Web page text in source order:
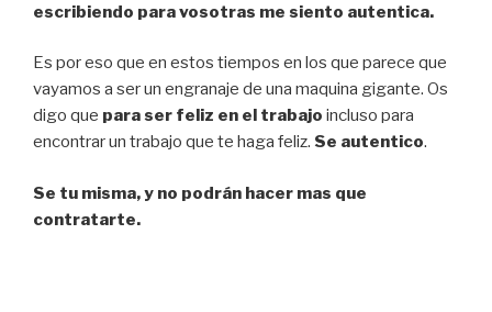
escribiendo para vosotras me siento autentica.
Es por eso que en estos tiempos en los que parece que
vayamos a ser un engranaje de una maquina gigante. Os
digo que para ser feliz en el trabajo incluso para
encontrar un trabajo que te haga feliz. Se autentico.
Se tu misma, y no podrán hacer mas que
contratarte.